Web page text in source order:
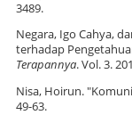
3489.
Negara, Igo Cahya,
terhadap
Terapannya. Vol. 3.
Nisa, Hoirun.
49-63.